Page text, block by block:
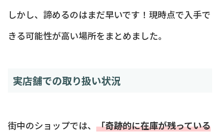
しかし、諦めるのはまだ早いです！現時点で入手で
きる可能性が高い場所をまとめました。
実店舗での取り扱い状況
街中のショップでは、 「奇跡的に在庫が残っている